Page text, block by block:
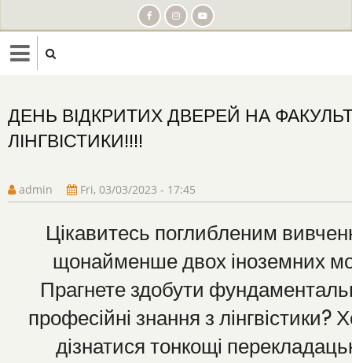
to
main
content
ДЕНЬ ВІДКРИТИХ ДВЕРЕЙ НА
ЛІНГВІСТИКИ!!!!
admin Fri, 03/03/2023 - 17:45
Цікавитесь поглибленим
щонайменше двох іноземних
Прагнете здобути
професійні знання з лінгвістики?
дізнатися тонкощі